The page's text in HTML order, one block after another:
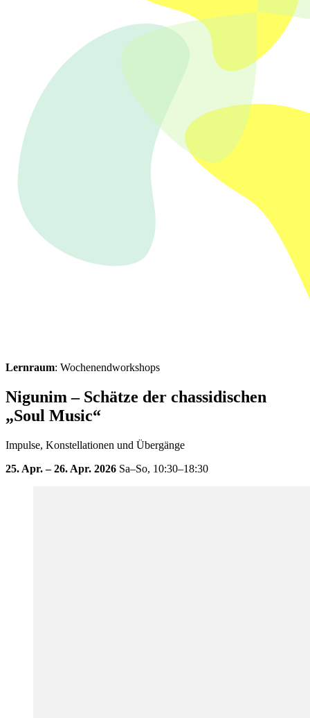
Lernraum: Wochenendworkshops
Nigunim – Schätze der chassidischen
„Soul Music“
Impulse, Konstellationen und Übergänge
25. Apr. – 26. Apr. 2026 Sa–So, 10:30–18:30